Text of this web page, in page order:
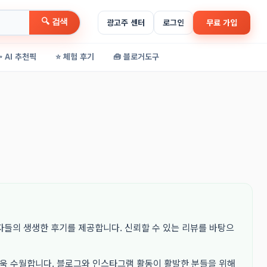
🔍 검색 광고주 센터 로그인 무료 가입
AI 추천픽 ⭐ 체험 후기 🧰 블로거도구
의 생생한 후기를 제공합니다. 신뢰할 수 있는 리뷰를 바탕으
수월합니다. 블로그와 인스타그램 활동이 활발한 분들을 위해